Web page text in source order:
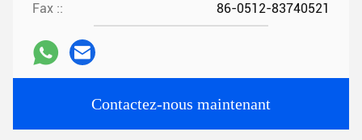
Fax :: 86-0512-83740521
Contactez-nous maintenant